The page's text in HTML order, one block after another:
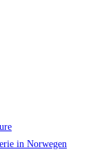
in Norwegen